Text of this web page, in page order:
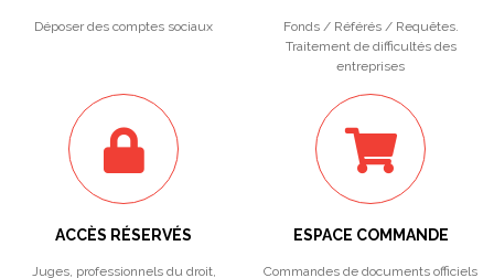
Déposer des comptes sociaux
Fonds / Référés / Requêtes.
Traitement de difficultés des
entreprises
ACCÈS RÉSERVÉS
Juges, professionnels du droit,
ESPACE COMMANDE
Commandes de documents officiels